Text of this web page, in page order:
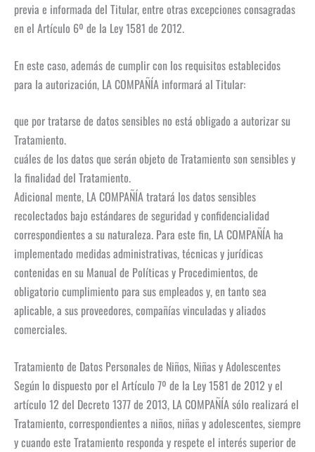
previa e informada del Titular, entre otras excepciones consagradas
en el Artículo 6º de la Ley 1581 de 2012.
En este caso, además de cumplir con los requisitos establecidos
para la autorización, LA COMPAÑÍA informará al Titular:
que por tratarse de datos sensibles no está obligado a autorizar su
Tratamiento.
cuáles de los datos que serán objeto de Tratamiento son sensibles y
la finalidad del Tratamiento.
Adicional mente, LA COMPAÑÍA tratará los datos sensibles
recolectados bajo estándares de seguridad y confidencialidad
correspondientes a su naturaleza. Para este fin, LA COMPAÑÍA ha
implementado medidas administrativas, técnicas y jurídicas
contenidas en su Manual de Políticas y Procedimientos, de
obligatorio cumplimiento para sus empleados y, en tanto sea
aplicable, a sus proveedores, compañías vinculadas y aliados
comerciales.
Tratamiento de Datos Personales de Niños, Niñas y Adolescentes
Según lo dispuesto por el Artículo 7º de la Ley 1581 de 2012 y el
artículo 12 del Decreto 1377 de 2013, LA COMPAÑÍA sólo realizará el
Tratamiento, correspondientes a niños, niñas y adolescentes, siempre
y cuando este Tratamiento responda y respete el interés superior de